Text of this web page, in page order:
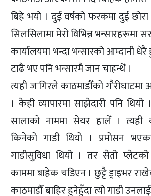
बिहे भयो । दुई वर्षको फरकमा दुई
सिलसिलामा मेरो विभिन्न भन्सारहरूमा
कार्यालयमा भन्दा भन्सारको आम्दानी
टाढै भए पनि भन्सारमै जान चाहन्थेँ ।
त्यही जागिरले काठमाडौँको
। केही व्यापारमा साझेदारी पनि थियो
सालाको नाममा सेयर हालेँ । त्यही
किनेको गाडी थियो । प्रमोसन
गाडीसुविधा थियो । तर सेतो
काममा बाहेक चडिएन । छुट्टै ड्राइभर
काठमाडौँ बाहिर हुनेहुँदा त्यो गाडी